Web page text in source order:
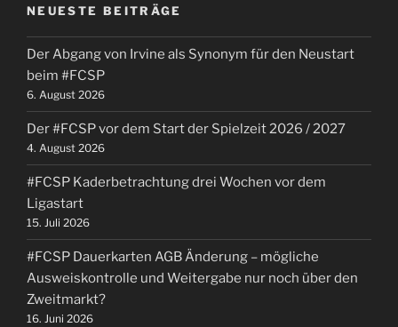
NEUESTE BEITRÄGE
Der Abgang von Irvine als Synonym für den Neustart
beim #FCSP
6. August 2026
Der #FCSP vor dem Start der Spielzeit 2026 / 2027
4. August 2026
#FCSP Kaderbetrachtung drei Wochen vor dem
Ligastart
15. Juli 2026
#FCSP Dauerkarten AGB Änderung – mögliche
Ausweiskontrolle und Weitergabe nur noch über den
Zweitmarkt?
16. Juni 2026